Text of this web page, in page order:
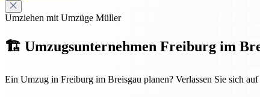
Umziehen mit Umzüge Müller
🏗️ Umzugsunternehmen Freiburg im
Ein Umzug in Freiburg im Breisgau planen? Verlassen Sie sich